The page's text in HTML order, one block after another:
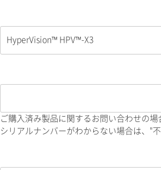
ご購入済み製品に関するお問い合わせの場
シリアルナンバーがわからない場合は、"